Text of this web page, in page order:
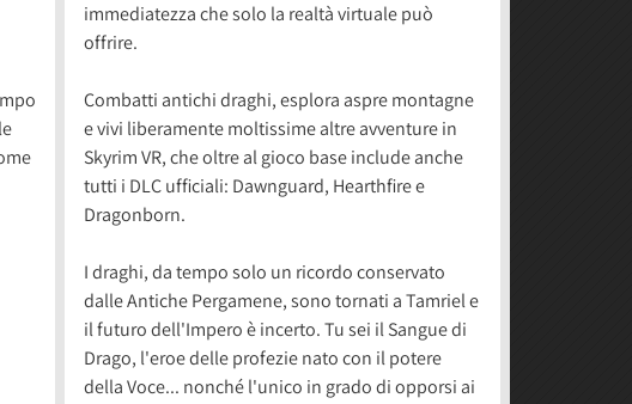
immediatezza che solo la realtà virtuale può
offrire.
Combatti antichi draghi, esplora aspre montagne
e vivi liberamente moltissime altre avventure in
Skyrim VR, che oltre al gioco base include anche
tutti i DLC ufficiali: Dawnguard, Hearthfire e
Dragonborn.
I draghi, da tempo solo un ricordo conservato
dalle Antiche Pergamene, sono tornati a Tamriel e
il futuro dell'Impero è incerto. Tu sei il Sangue di
Drago, l'eroe delle profezie nato con il potere
della Voce... nonché l'unico in grado di opporsi ai